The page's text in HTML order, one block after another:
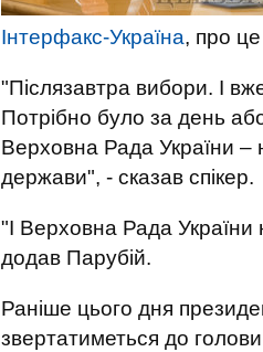
Інтерфакс-Україна, про
"Післязавтра вибори. І
Потрібно було за день
Верховна Рада України
держави", - сказав спікер.
"І Верховна Рада України
додав Парубій.
Раніше цього дня
звертатиметься до голови